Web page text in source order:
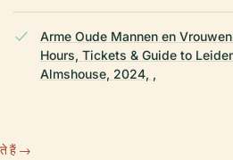
Arme Oude Mannen en
Hours, Tickets & Guide to
Almshouse, 2024, ,
हैं →